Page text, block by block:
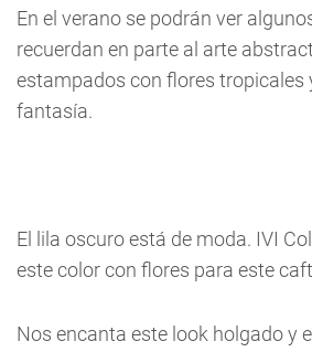
En el verano se podrán ver
recuerdan en parte al arte
estampados con flores tropicales
fantasía.
El lila oscuro está de moda. IVI
este color con flores para este
Nos encanta este look holgado y